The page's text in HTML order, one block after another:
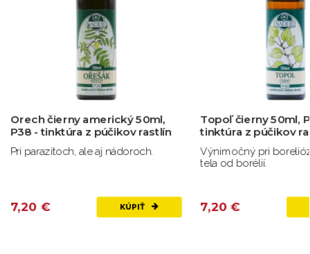
Orech čierny americký 50ml,
P38 - tinktúra z púčikov rastlín
Pri parazitoch, ale aj nádoroch.
7,20 € KÚPIŤ
Topoľ čierny 50ml,
tinktúra z púčikov
Výnimočný pri
tela od borélií.
7,20 €